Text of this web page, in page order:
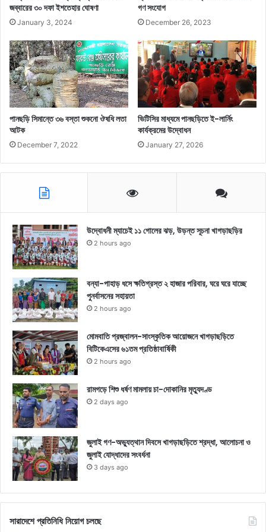
জব্বারের ৩০ দফা ইশতেহার ঘোষণা
January 3, 2024
গণ সংযোগ
December 26, 2023
পানছড়ি সিমান্তে ৩৬ বস্তা শুকনো ঔষধি লতা
আটক
December 7, 2022
ভিটিসির মাধ্যমে পানছড়িতে ই-লার্নিং
কার্যক্রমের উদ্বোধন
January 27, 2026
উদ্বোধনী ম্যাচেই ১১ গোলের ঝড়, উড়ন্ত সূচনা খাগড়াছড়ির
2 hours ago
বন্যা-পাহাড় ধসে ক্ষতিগ্রস্ত ২ হাজার পরিবার, ঘরে ঘরে যাচ্ছে
পুনর্বাসনের সহায়তা
2 hours ago
মোমবাতি প্রজ্বালন-সাংস্কৃতিক আয়োজনে খাগড়াছড়িতে
বিটিকেএসের ৬১তম প্রতিষ্ঠাবার্ষিকী
2 hours ago
রামগড়ে শিশু ধর্ষণ মামলায় চা-দোকানির মৃত্যুদণ্ড
2 days ago
জুলাই গণ-অভ্যুত্থান দিবসে খাগড়াছড়িতে শ্রদ্ধা, আলোচনা ও
জুলাই যোদ্ধাদের সংবর্ধনা
3 days ago
সারাদেশে প্রতিনিধি নিয়োগ চলছে